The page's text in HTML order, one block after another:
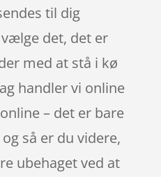
til dig
det, det er
med at stå i kø
handler vi online
– det er bare
så er du videre,
ubehaget ved at